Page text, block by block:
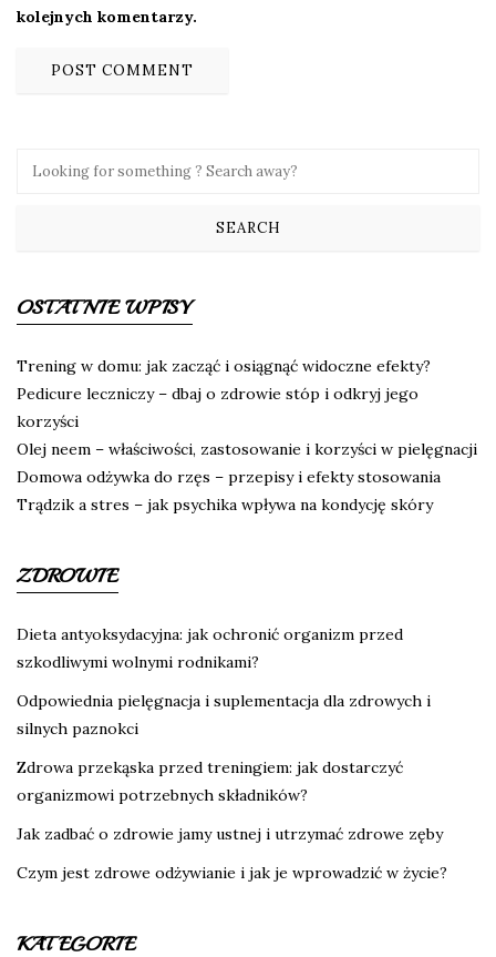
kolejnych komentarzy.
OSTATNIE WPISY
Trening w domu: jak zacząć i osiągnąć widoczne efekty?
Pedicure leczniczy – dbaj o zdrowie stóp i odkryj jego
korzyści
Olej neem – właściwości, zastosowanie i korzyści w pielęgnacji
Domowa odżywka do rzęs – przepisy i efekty stosowania
Trądzik a stres – jak psychika wpływa na kondycję skóry
ZDROWIE
Dieta antyoksydacyjna: jak ochronić organizm przed
szkodliwymi wolnymi rodnikami?
Odpowiednia pielęgnacja i suplementacja dla zdrowych i
silnych paznokci
Zdrowa przekąska przed treningiem: jak dostarczyć
organizmowi potrzebnych składników?
Jak zadbać o zdrowie jamy ustnej i utrzymać zdrowe zęby
Czym jest zdrowe odżywianie i jak je wprowadzić w życie?
KATEGORIE